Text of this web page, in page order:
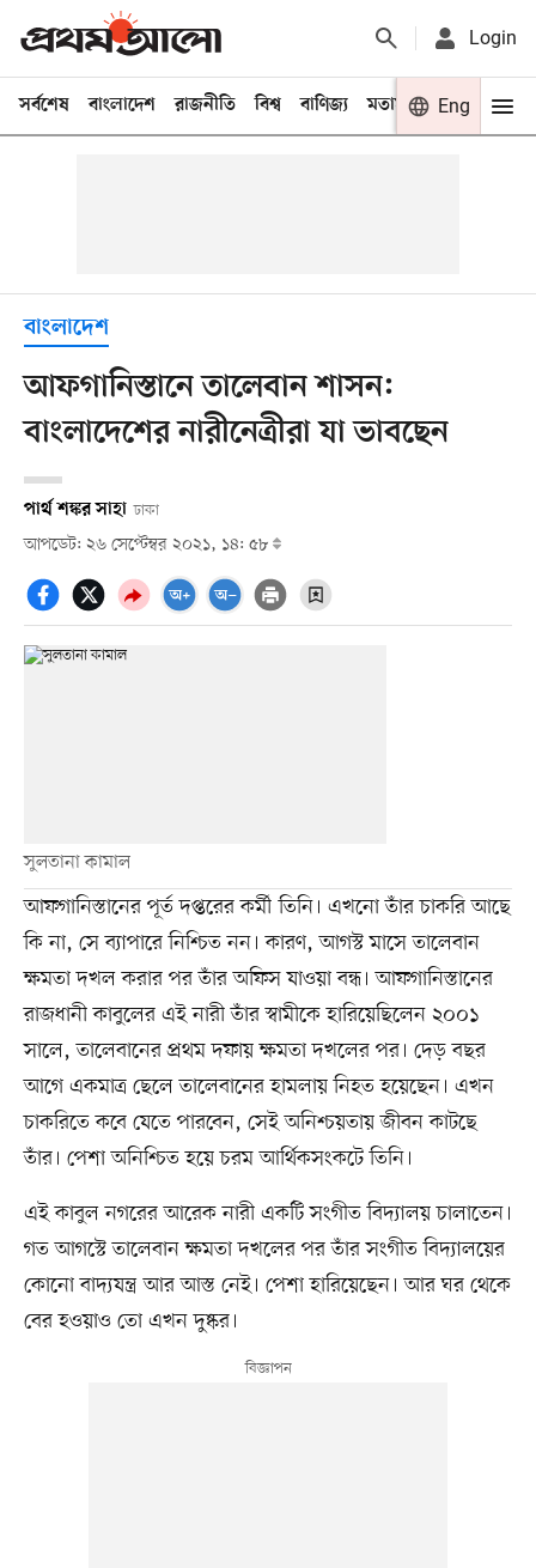
Login
সর্বশেষ বাংলাদেশ রাজনীতি বিশ্ব বাণিজ্য মতামত খেলা
Eng
বাংলাদেশ
আফগানিস্তানে তালেবান শাসন:
বাংলাদেশের নারীনেত্রীরা যা ভাবছেন
পার্থ শঙ্কর সাহা ঢাকা
আপডেট: ২৬ সেপ্টেম্বর ২০২১, ১৪: ৫৮
সুলতানা কামাল
আফগানিস্তানের পূর্ত দপ্তরের কর্মী তিনি। এখনো তাঁর চাকরি আছে
কি না, সে ব্যাপারে নিশ্চিত নন। কারণ, আগস্ট মাসে তালেবান
ক্ষমতা দখল করার পর তাঁর অফিস যাওয়া বন্ধ। আফগানিস্তানের
রাজধানী কাবুলের এই নারী তাঁর স্বামীকে হারিয়েছিলেন ২০০১
সালে, তালেবানের প্রথম দফায় ক্ষমতা দখলের পর। দেড় বছর
আগে একমাত্র ছেলে তালেবানের হামলায় নিহত হয়েছেন। এখন
চাকরিতে কবে যেতে পারবেন, সেই অনিশ্চয়তায় জীবন কাটছে
তাঁর। পেশা অনিশ্চিত হয়ে চরম আর্থিকসংকটে তিনি।
এই কাবুল নগরের আরেক নারী একটি সংগীত বিদ্যালয় চালাতেন।
গত আগস্টে তালেবান ক্ষমতা দখলের পর তাঁর সংগীত বিদ্যালয়ের
কোনো বাদ্যযন্ত্র আর আস্ত নেই। পেশা হারিয়েছেন। আর ঘর থেকে
বের হওয়াও তো এখন দুষ্কর।